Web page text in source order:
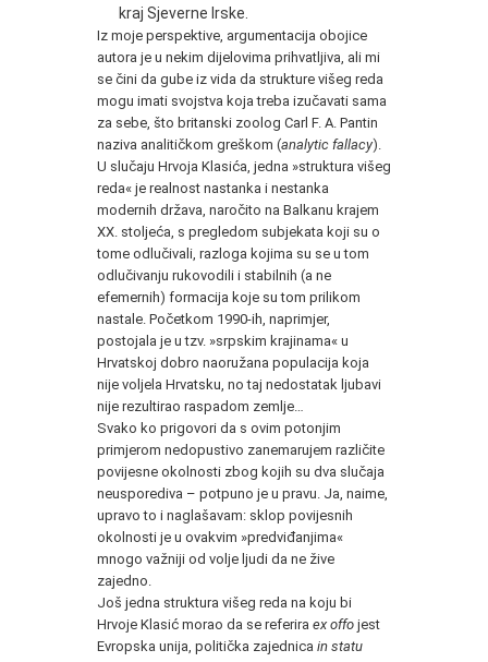
kraj Sjeverne Irske.
Iz moje perspektive, argumentacija obojice
autora je u nekim dijelovima prihvatljiva, ali mi
se čini da gube iz vida da strukture višeg reda
mogu imati svojstva koja treba izučavati sama
za sebe, što britanski zoolog Carl F. A. Pantin
naziva analitičkom greškom (analytic fallacy).
U slučaju Hrvoja Klasića, jedna »struktura višeg
reda« je realnost nastanka i nestanka
modernih država, naročito na Balkanu krajem
XX. stoljeća, s pregledom subjekata koji su o
tome odlučivali, razloga kojima su se u tom
odlučivanju rukovodili i stabilnih (a ne
efemernih) formacija koje su tom prilikom
nastale. Početkom 1990-ih, naprimjer,
postojala je u tzv. »srpskim krajinama« u
Hrvatskoj dobro naoružana populacija koja
nije voljela Hrvatsku, no taj nedostatak ljubavi
nije rezultirao raspadom zemlje…
Svako ko prigovori da s ovim potonjim
primjerom nedopustivo zanemarujem različite
povijesne okolnosti zbog kojih su dva slučaja
neusporediva – potpuno je u pravu. Ja, naime,
upravo to i naglašavam: sklop povijesnih
okolnosti je u ovakvim »predviđanjima«
mnogo važniji od volje ljudi da ne žive
zajedno.
Još jedna struktura višeg reda na koju bi
Hrvoje Klasić morao da se referira ex offo jest
Evropska unija, politička zajednica in statu